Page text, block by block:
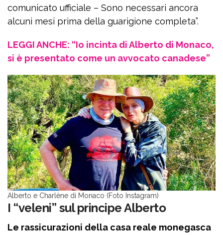
comunicato ufficiale – Sono necessari ancora
alcuni mesi prima della guarigione completa”.
LEGGI ANCHE: “Io incinta di Alberto di Monaco,
si è presentato come un avvocato canadese”
Alberto e Charlène di Monaco (Foto Instagram)
I “veleni” sul principe Alberto
Le rassicurazioni della casa reale monegasca